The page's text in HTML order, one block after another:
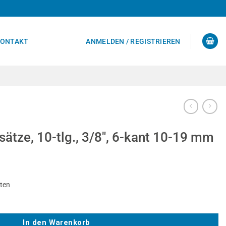
ANMELDEN / REGISTRIEREN
10-tlg., 3/8″, 6-kant 10-19 mm
In den Warenkorb